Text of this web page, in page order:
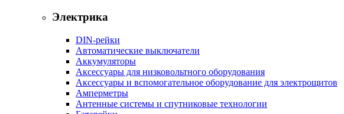
Электрика
DIN-рейки
Автоматические выключатели
Аккумуляторы
Аксессуары для низковольтного оборудования
Аксессуары и вспомогательное оборудование для электрощитов
Амперметры
Антенные системы и спутниковые технологии